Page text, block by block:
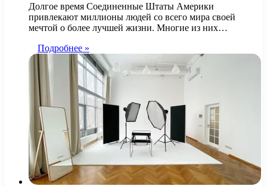
Долгое время Соединенные Штаты Америки
привлекают миллионы людей со всего мира своей
мечтой о более лучшей жизни. Многие из них…
Подробнее »